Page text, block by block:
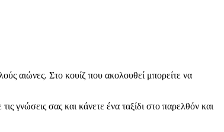
αιώνες. Στο κουίζ που ακολουθεί μπορείτε να
γνώσεις σας και κάνετε ένα ταξίδι στο παρελθόν και